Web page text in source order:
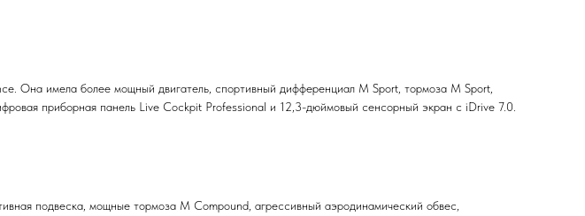
Она имела более мощный двигатель, спортивный дифференциал M Sport, тормоза M Sport,
приборная панель Live Cockpit Professional и 12,3-дюймовый сенсорный экран с iDrive 7.0.
подвеска, мощные тормоза M Compound, агрессивный аэродинамический обвес,